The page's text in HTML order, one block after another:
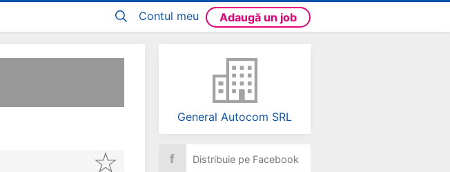
Contul meu Adaugă un job
General Autocom SRL
f Distribuie pe Facebook